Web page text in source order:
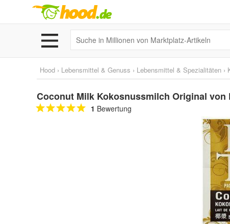
Hood › Lebensmittel & Genuss › Lebensmittel & Spezialitäten ›
Coconut Milk Kokosnussmilch Original von
1 Bewertung